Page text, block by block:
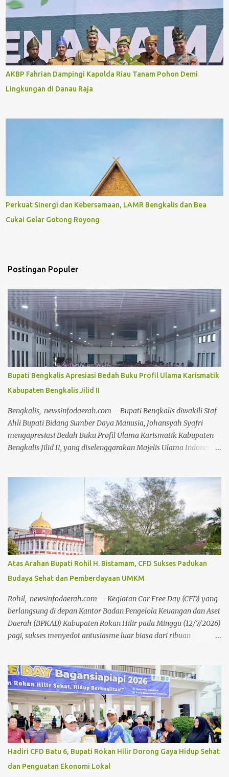
AKBP Fahrian Dampingi Kapolda Riau Tanam Pohon Demi
Lingkungan di Danau Raja
Perkuat Sinergi dan Kebersamaan, LAMR Bengkalis dan Bea
Cukai Gelar Gotong Royong
Postingan Populer
Bupati Bengkalis Apresiasi Bedah Buku Profil Ulama Karismatik
Kabupaten Bengkalis Jilid II
Bengkalis, newsinfodaerah.com - Bupati Bengkalis diwakili Staf
Ahli Bupati Bidang Sumber Daya Manusia, Johansyah Syafri
mengapresiasi Bedah Buku Profil Ulama Karismatik Kabupaten
Bengkalis Jilid II, yang diselenggarakan Majelis Ulama Indonesia
during dengan menghadirkan berbagai tokoh selaku narasumber,
Jumat 24 Juli 2026, di aula gedung Diklat Jalan Kelapapati Darat
Bengkalis. Dalam sambutannya, Johan mengatakan, kegiatan
bedah buku ini memiliki makna yang sangat penting karena
bukan sekadar membahas isi sebuah buku, tetapi juga menggali
kembali nilai-nilai perjuangan, keteladanan dan warisan
keilmuan para ulama yang telah memberi warna dalam
perjalanan sejarah Negeri Junjungan. "Melalui forum bedah buku
ini, kita tidak hanya memperkenalkan buku kepada masyarakat,
tetapi juga mengkajinya secara lebih mendalam. Sebab sebuah
buku akan memiliki nilai yang jauh...
Atas Arahan Bupati Rohil H. Bistamam, CFD Sukses Padukan
Budaya Sehat dan Pemberdayaan UMKM
Rohil, newsinfodaerah.com – Kegiatan Car Free Day (CFD) yang
berlangsung di depan Kantor Badan Pengelola Keuangan dan Aset
Daerah (BPKAD) Kabupaten Rokan Hilir pada Minggu (12/7/2026)
pagi, sukses menyedot antusiasme luar biasa dari ribuan
penuh oleh Pemerintah Kabupaten Rokan Hilir. Agenda tersebut
menjadi upaya nyata pemerintah untuk terus mendorong budaya
hidup sehat sekaligus menghidupkan ruang publik yang positif
bagi warga. Sejak pagi, warga dari berbagai kalangan usia
memanfaatkan momen bebas kendaraan bermotor ini untuk
berolahraga, mulai dari senam bersama, joging, hingga
bersepeda. Selain menjadi ajang menjaga kebugaran dan
bersilaturahmi, CFD kali ini juga sukses menjadi motor penggerak
ekonomi daerah. Puluhan pelaku Usaha Mikro, Kecil, dan
Hadiri CFD Batu 6, Bupati Rokan Hilir Dorong Gaya Hidup Sehat
dan Penguatan Ekonomi Lokal